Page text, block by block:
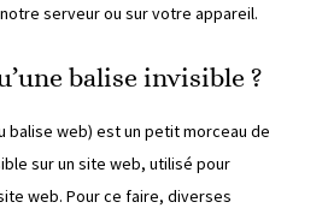
serveur ou sur votre appareil.
balise invisible ?
balise web) est un petit morceau de
sur un site web, utilisé pour
web. Pour ce faire, diverses